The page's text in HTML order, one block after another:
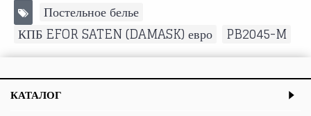
Постельное белье
КПБ EFOR SATEN (DAMASK) евро
PB2045-M
КАТАЛОГ